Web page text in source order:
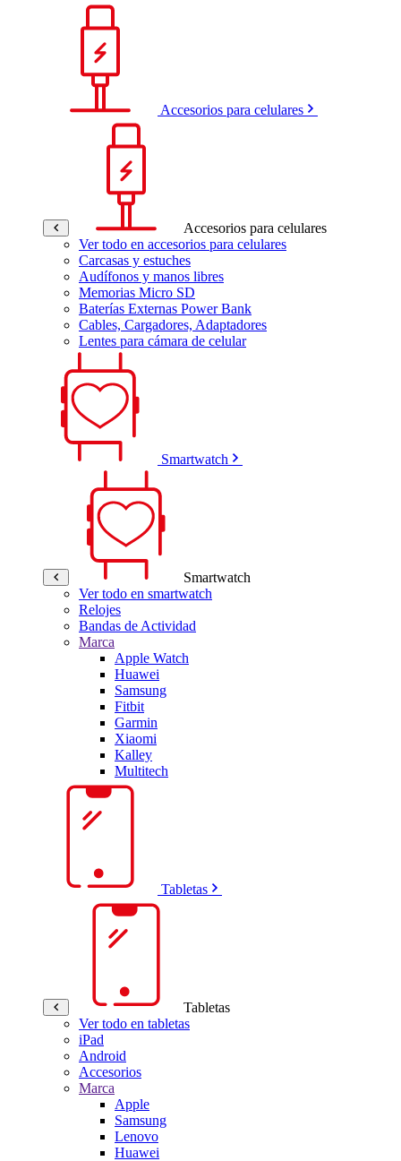
Accesorios para celulares
Accesorios para celulares
Ver todo en accesorios para celulares
Carcasas y estuches
Audífonos y manos libres
Memorias Micro SD
Baterías Externas Power Bank
Cables, Cargadores, Adaptadores
Lentes para cámara de celular
Smartwatch
Smartwatch
Ver todo en smartwatch
Relojes
Bandas de Actividad
Marca
Apple Watch
Huawei
Samsung
Fitbit
Garmin
Xiaomi
Kalley
Multitech
Tabletas
Tabletas
Ver todo en tabletas
iPad
Android
Accesorios
Marca
Apple
Samsung
Lenovo
Huawei